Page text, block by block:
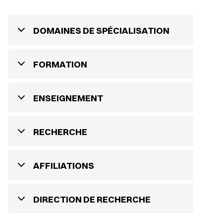
DOMAINES DE SPÉCIALISATION
FORMATION
ENSEIGNEMENT
RECHERCHE
AFFILIATIONS
DIRECTION DE RECHERCHE